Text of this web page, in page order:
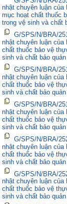
nhật chuyên luận
mục hoạt chất thuốc
trong vệ sinh và chất
G/SPS/N/BRA/
nhật chuyên luận
chất thuốc bảo vệ
sinh và chất bảo quản
G/SPS/N/BRA/
nhật chuyên luận
chất thuốc bảo vệ
sinh và chất bảo quản
G/SPS/N/BRA/
nhật chuyên luận
chất thuốc bảo vệ
sinh và chất bảo quản
G/SPS/N/BRA/
nhật chuyên luận
chất thuốc bảo vệ
sinh và chất bảo quản
G/SPS/N/BRA/
nhật chuyên luận
chất thuốc bảo vệ
sinh và chất bảo quản